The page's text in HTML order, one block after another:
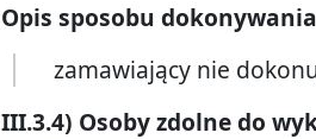
Opis sposobu
zamawiający nie
III.3.4) Osoby zdolne do